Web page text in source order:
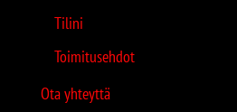
Tilini
Toimitusehdot
Ota yhteyttä